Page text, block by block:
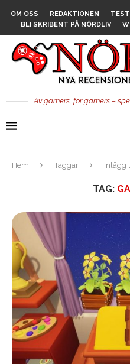
OM OSS REDAKTIONEN
BLI SKRIBENT PÅ NÖRDLIV
Av gamers, för gamers –
Hem Taggar Inlägg
TAG: